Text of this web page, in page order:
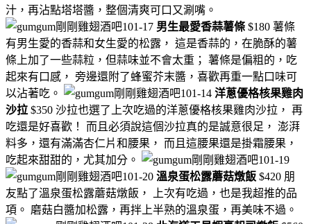
汁，再沾點塔塔醬，整個清爽可口又涮嘴。
男生最愛香蒜薯條 $180 薯條
有男生愛的香蒜和女生愛的松露， 這是香蒜的，在脆酥的薯
條上加了一些蒜粒，但蒜味並不會太重； 薯條是偏粗的，吃
起來有口感， 旁邊還附了蜂蜜芥末醬，喜歡再重一點口味可
以沾著吃。
洋蔥優格核果雞肉
沙拉 $350 沙拉也選了上次吃過的洋蔥優格核果雞肉沙拉， 再
吃還是好喜歡！ 而且必須說這個沙拉真的是誠意很足， 澎湃
料多，還有滿滿杏仁片和腰果， 而且這腰果還是掛霜腰果，
吃起來甜甜的，尤其加分。
溫泉蛋松露蘑菇燉飯 $420 朋
友點了溫泉蛋松露蘑菇燉飯， 上次有吃過，也是我超推的品
項。 磨菇白醬加松露，再拌上半熟的溫泉蛋，再美味不過。